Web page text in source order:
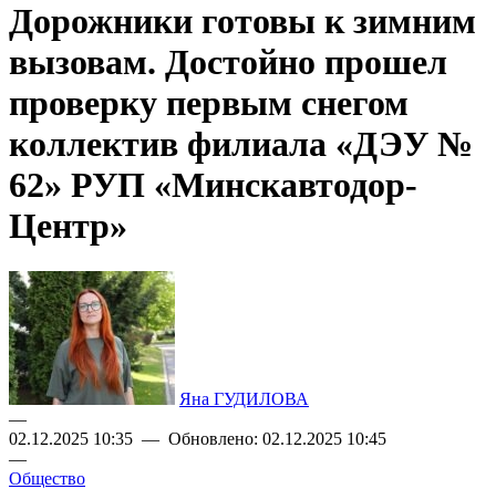
Дорожники готовы к зимним
вызовам. Достойно прошел
проверку первым снегом
коллектив филиала «ДЭУ №
62» РУП «Минскавтодор-
Центр»
Яна ГУДИЛОВА
—
02.12.2025 10:35 — Обновлено: 02.12.2025 10:45
—
Общество